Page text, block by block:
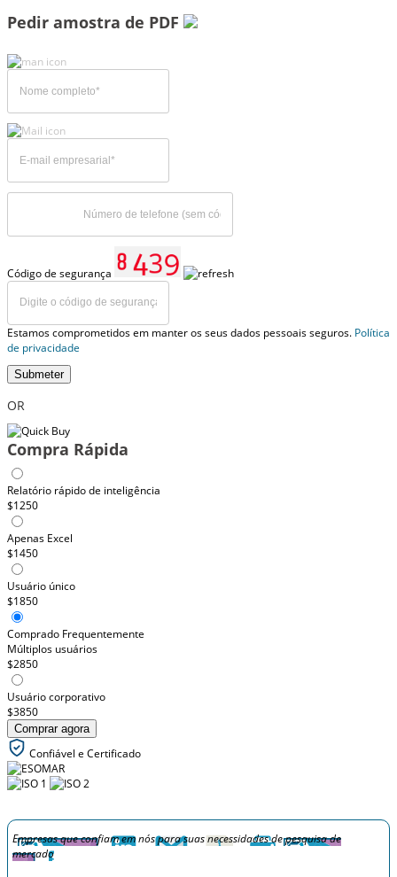
Pedir amostra de PDF
Código de segurança
Estamos comprometidos em manter os seus dados pessoais seguros. Política
de privacidade
Submeter
OR
Compra Rápida
Relatório rápido de inteligência
$1250
Apenas Excel
$1450
Usuário único
$1850
Comprado Frequentemente
Múltiplos usuários
$2850
Usuário corporativo
$3850
Comprar agora
Confiável e Certificado
Empresas que confiam em nós para suas necessidades de pesquisa de
mercado